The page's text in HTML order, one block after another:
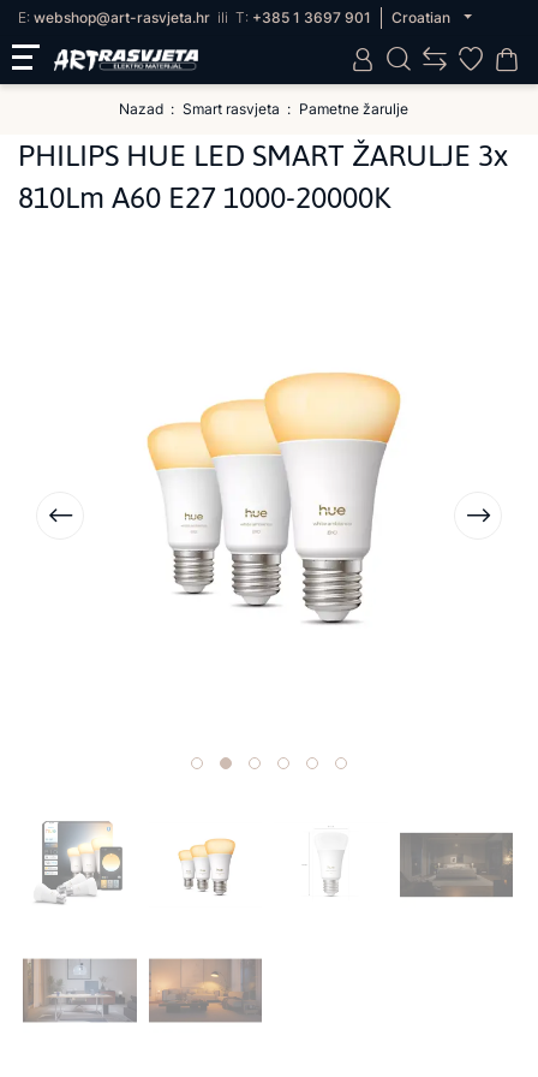
E: webshop@art-rasvjeta.hr ili T: +385 1 3697 901 Croatian
Nazad Smart rasvjeta Pametne žarulje
PHILIPS HUE LED SMART ŽARULJE 3x
810Lm A60 E27 1000-20000K